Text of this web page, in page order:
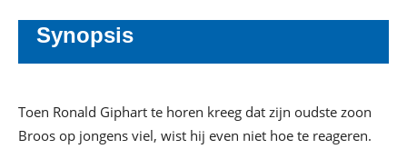
Synopsis
Toen Ronald Giphart te horen kreeg dat zijn oudste zoon
Broos op jongens viel, wist hij even niet hoe te reageren.